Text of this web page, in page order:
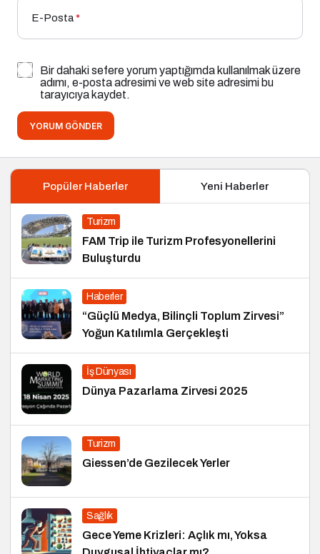
E-Posta*
Bir dahaki sefere yorum yaptığımda kullanılmak üzere
adımı, e-posta adresimi ve web site adresimi bu
tarayıcıya kaydet.
YORUM GÖNDER
Popüler Haberler Yeni Haberler
Turizm
FAM Trip ile Turizm Profesyonellerini
Buluşturdu
Haberler
“Güçlü Medya, Bilinçli Toplum Zirvesi”
Yoğun Katılımla Gerçekleşti
İş Dünyası
Dünya Pazarlama Zirvesi 2025
Turizm
Giessen’de Gezilecek Yerler
Sağlık
Gece Yeme Krizleri: Açlık mı, Yoksa